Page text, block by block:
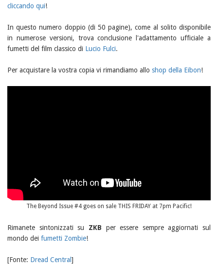
cliccando qui!
In questo numero doppio (di 50 pagine), come al solito disponibile
in numerose versioni, trova conclusione l'adattamento ufficiale a
fumetti del film classico di Lucio Fulci.
Per acquistare la vostra copia vi rimandiamo allo shop della Eibon!
The Beyond Issue #4 goes on sale THIS FRIDAY at 7pm Pacific!
Rimanete sintonizzati su ZKB per essere sempre aggiornati sul
mondo dei fumetti Zombie!
[Fonte: Dread Central ]